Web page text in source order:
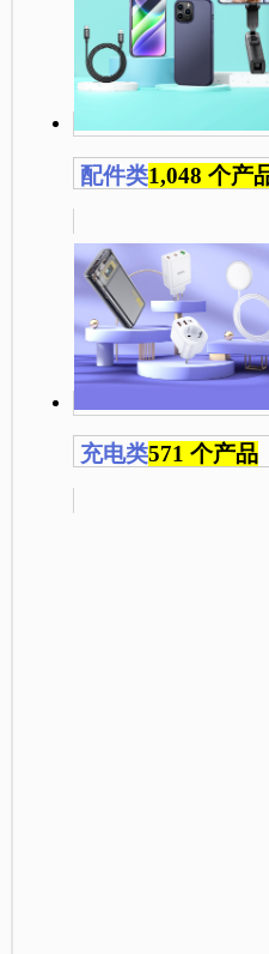
配件类1,048 个产
充电类571 个产品